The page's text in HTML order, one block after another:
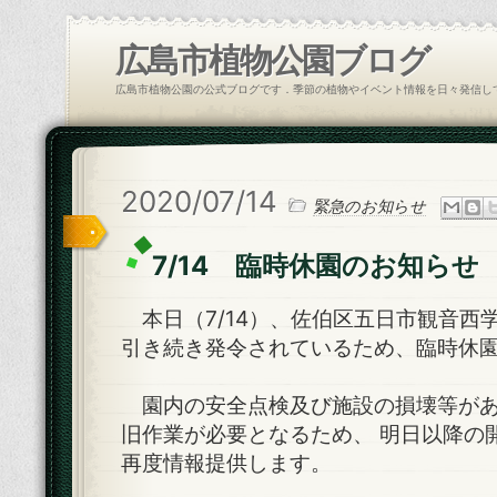
広島市植物公園ブログ
広島市植物公園の公式ブログです．季節の植物やイベント情報を日々発信し
2020/07/14 緊急のお知らせ
7/14 臨時休園のお知らせ
本日（7/14）、佐伯区五日市観音西
引き続き発令されているため、臨時休
園内の安全点検及び施設の損壊等が
旧作業が必要となるため、 明日以降の
再度情報提供します。